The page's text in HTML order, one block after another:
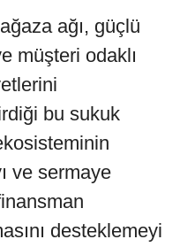
ağı, güçlü
müşteri odaklı
bu sukuk
ve sermaye
desteklemeyi